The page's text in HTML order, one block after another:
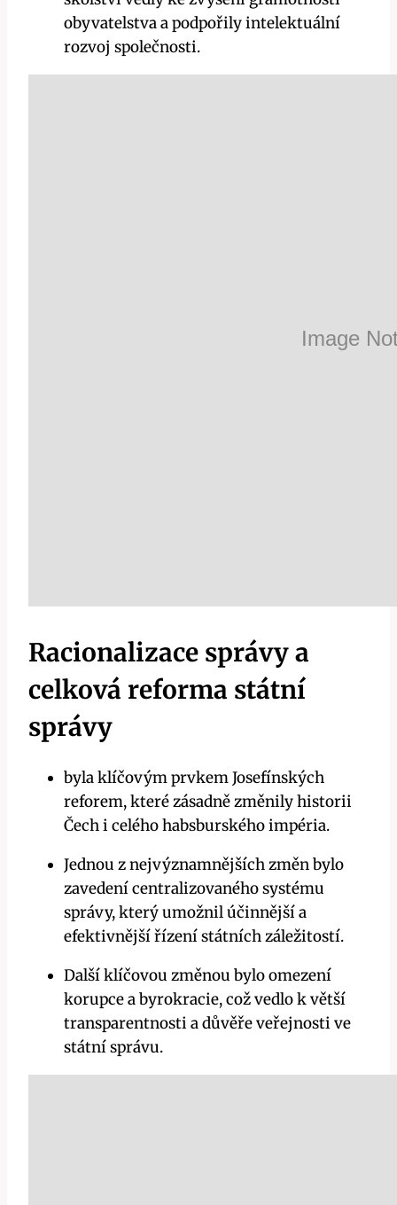
obyvatelstva a podpořily intelektuální
rozvoj společnosti.
Racionalizace správy a
celková reforma státní
správy
byla klíčovým prvkem Josefínských
reforem, které zásadně změnily historii
Čech i celého habsburského impéria.
Jednou z nejvýznamnějších změn bylo
zavedení centralizovaného systému
správy, který umožnil účinnější a
efektivnější řízení státních záležitostí.
Další klíčovou změnou bylo omezení
korupce a byrokracie, což vedlo k větší
transparentnosti a důvěře veřejnosti ve
státní správu.